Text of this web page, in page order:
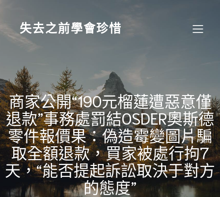
content
失去之前學會珍惜
商家公開“190元榴蓮遭惡意僅
退款”事務處罰結OSDER奧斯德
零件報價果：偽造霉變圖片騙
取全額退款，買家被處行拘7
天，“能否提起訴訟取決于對方
的態度”